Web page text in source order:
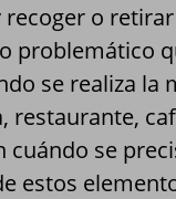
recoger o
problemático
se realiza la
restaurante,
cuándo se
estos